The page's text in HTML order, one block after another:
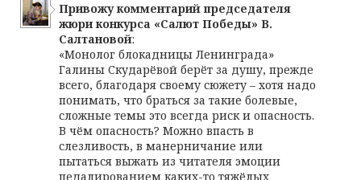
Привожу комментарий председателя
жюри конкурса «Салют Победы» В.
Салтановой:
«Монолог блокадницы Ленинграда»
Галины Скударёвой берёт за душу, прежде
всего, благодаря своему сюжету – хотя надо
понимать, что браться за такие болевые,
сложные темы это всегда риск и опасность.
В чём опасность? Можно впасть в
слезливость, в манерничание или
пытаться выжать из читателя эмоции
педалированием каких-то тяжёлых